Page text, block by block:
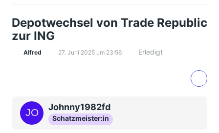
Depotwechsel von Trade Republic
zur ING
Alfred 27. Juni 2025 um 23:56 Erledigt
Johnny1982fd
Schatzmeister:in